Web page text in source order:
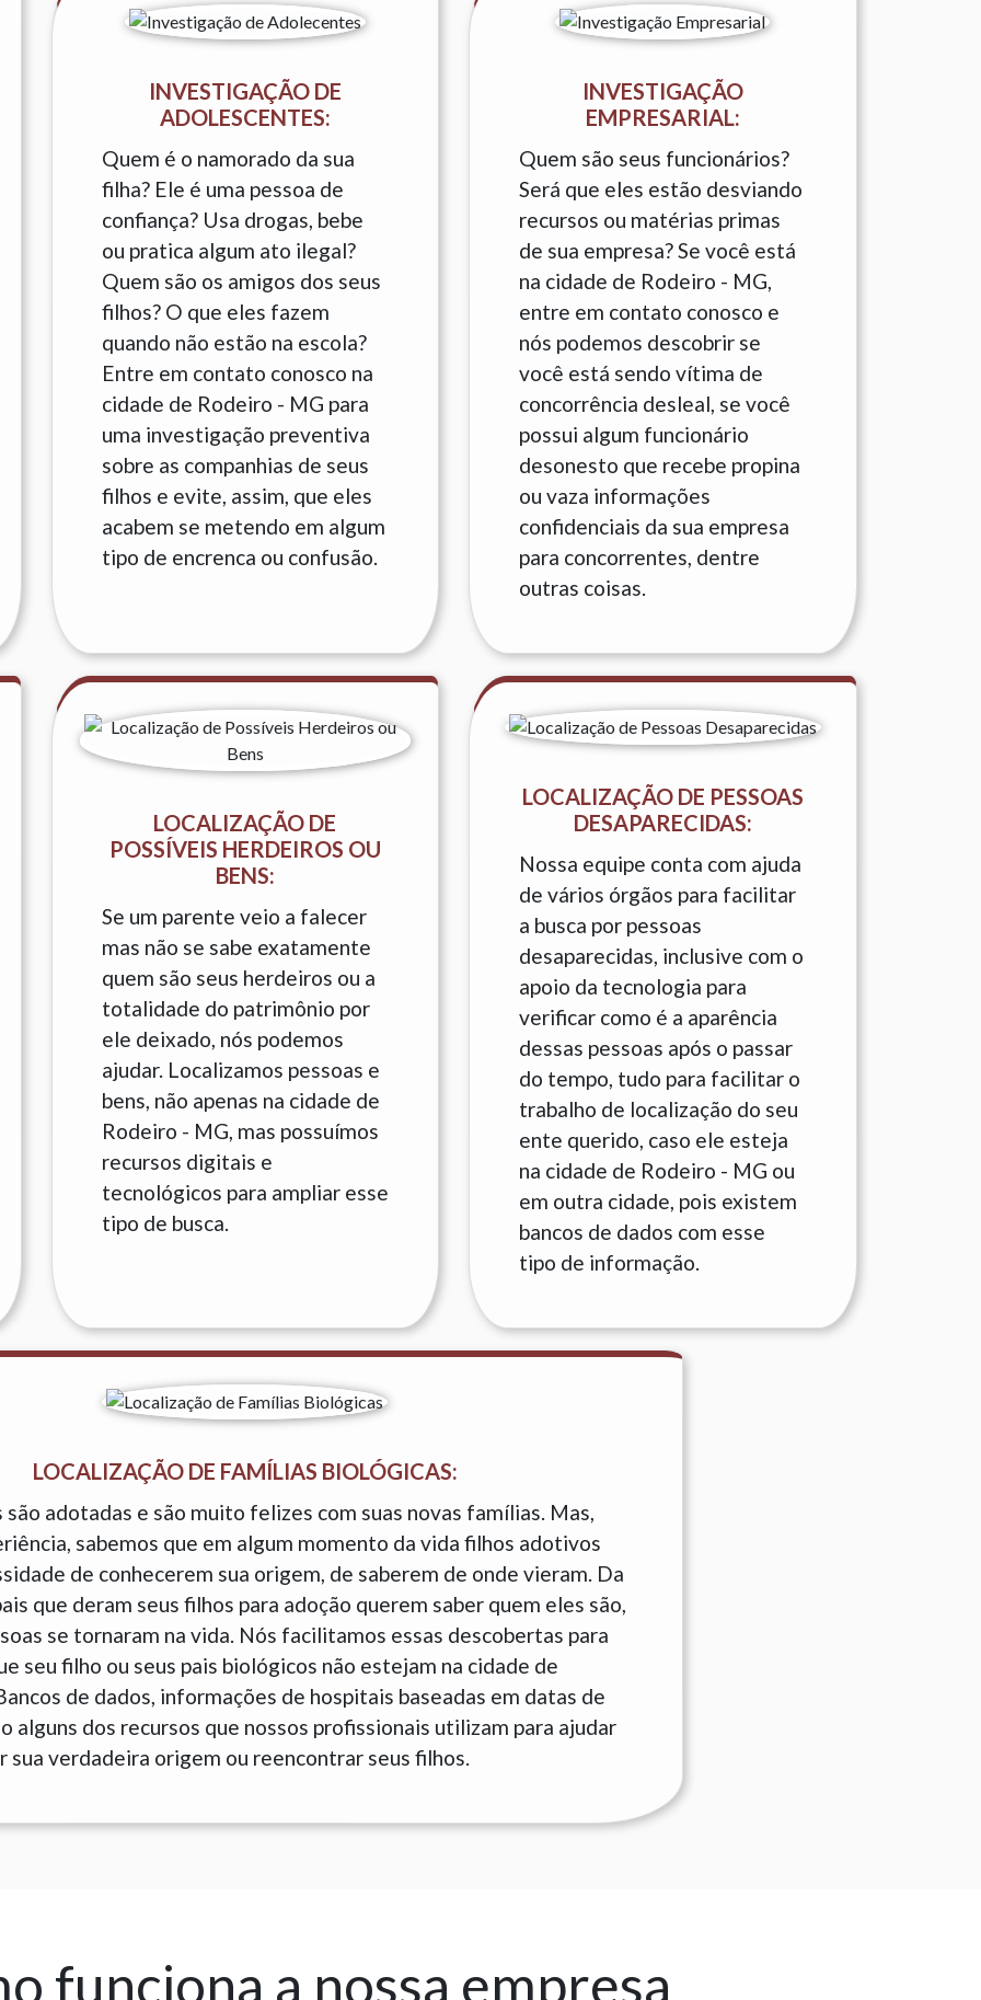
INVESTIGAÇÃO DE
ADOLESCENTES:
Quem é o namorado da sua
filha? Ele é uma pessoa de
confiança? Usa drogas, bebe
ou pratica algum ato ilegal?
Quem são os amigos dos seus
filhos? O que eles fazem
quando não estão na escola?
Entre em contato conosco na
cidade de Rodeiro - MG para
uma investigação preventiva
sobre as companhias de seus
filhos e evite, assim, que eles
acabem se metendo em algum
tipo de encrenca ou confusão.
INVESTIGAÇÃO
EMPRESARIAL:
Quem são seus funcionários?
Será que eles estão desviando
recursos ou matérias primas
de sua empresa? Se você está
na cidade de Rodeiro - MG,
entre em contato conosco e
nós podemos descobrir se
você está sendo vítima de
concorrência desleal, se você
possui algum funcionário
desonesto que recebe propina
ou vaza informações
confidenciais da sua empresa
para concorrentes, dentre
outras coisas.
LOCALIZAÇÃO DE
POSSÍVEIS HERDEIROS OU
BENS:
Se um parente veio a falecer
mas não se sabe exatamente
quem são seus herdeiros ou a
totalidade do patrimônio por
ele deixado, nós podemos
ajudar. Localizamos pessoas e
bens, não apenas na cidade de
Rodeiro - MG, mas possuímos
recursos digitais e
tecnológicos para ampliar esse
tipo de busca.
LOCALIZAÇÃO DE PESSOAS
DESAPARECIDAS:
Nossa equipe conta com ajuda
de vários órgãos para facilitar
a busca por pessoas
desaparecidas, inclusive com o
apoio da tecnologia para
verificar como é a aparência
dessas pessoas após o passar
do tempo, tudo para facilitar o
trabalho de localização do seu
ente querido, caso ele esteja
na cidade de Rodeiro - MG ou
em outra cidade, pois existem
bancos de dados com esse
tipo de informação.
LOCALIZAÇÃO DE FAMÍLIAS BIOLÓGICAS:
adotadas e são muito felizes com suas novas famílias. Mas,
sabemos que em algum momento da vida filhos adotivos
de conhecerem sua origem, de saberem de onde vieram. Da
que deram seus filhos para adoção querem saber quem eles são,
se tornaram na vida. Nós facilitamos essas descobertas para
seu filho ou seus pais biológicos não estejam na cidade de
de dados, informações de hospitais baseadas em datas de
alguns dos recursos que nossos profissionais utilizam para ajudar
sua verdadeira origem ou reencontrar seus filhos.
funciona a nossa empresa